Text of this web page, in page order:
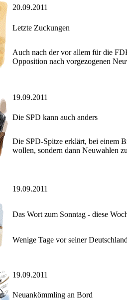
20.09.2011
Letzte Zuckungen
Auch nach der vor allem für die
Opposition nach vorgezogenen
19.09.2011
Die SPD kann auch anders
Die SPD-Spitze erklärt, bei einem
wollen, sondern dann Neuwahlen
19.09.2011
Das Wort zum Sonntag - diese
Wenige Tage vor seiner
19.09.2011
Neuankömmling an Bord